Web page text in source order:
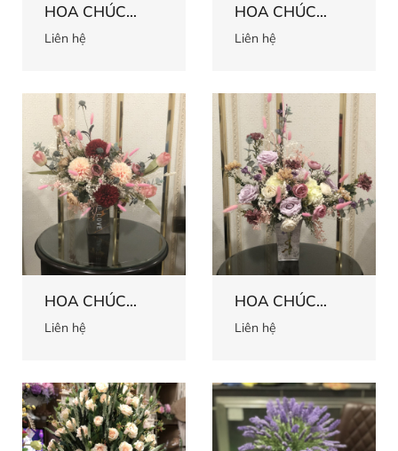
HOA CHÚC
MỪNG 60
Liên hệ
HOA CHÚC
MỪNG 59
Liên hệ
HOA CHÚC
MỪNG 58
Liên hệ
HOA CHÚC
MỪNG 57
Liên hệ